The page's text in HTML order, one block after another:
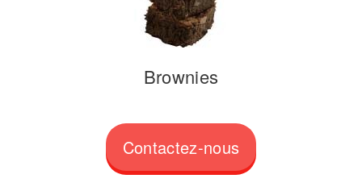
Brownies
Contactez-nous